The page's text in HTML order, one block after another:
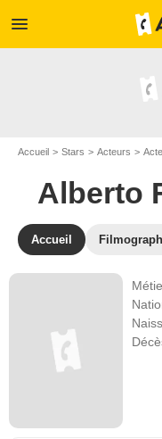
menu
Accueil Stars Acteurs
Alberto
Accueil